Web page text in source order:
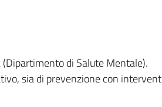
(Dipartimento di Salute Mentale).
sia di prevenzione con